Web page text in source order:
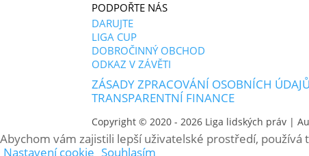
PODPOŘTE NÁS
DARUJTE
LIGA CUP
DOBROČINNÝ OBCHOD
ODKAZ V ZÁVĚTI
ZÁSADY ZPRACOVÁNÍ OSOBNÍCH ÚDAJŮ
TRANSPARENTNÍ FINANCE
Copyright © 2020 - 2026 Liga lidských práv |
Abychom vám zajistili lepší uživatelské prostředí, používá
Nastavení cookie Souhlasím